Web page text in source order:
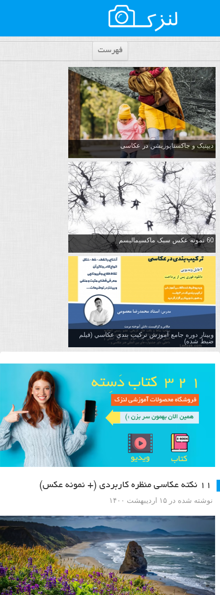
فهرست
دیپتیک و جاکستا‌پوزیشن در عکاسی
60 نمونه عکس سبک ماکسیمالیسم
وبینار دوره جامع آموزش تركيب بندي عكاسي (فیلم
ضبط شده)
۱۱ نکته عکاسی منظره کاربردی (+ نمونه عکس)
نوشته شده در ۱۵ اردیبهشت ۱۴۰۰